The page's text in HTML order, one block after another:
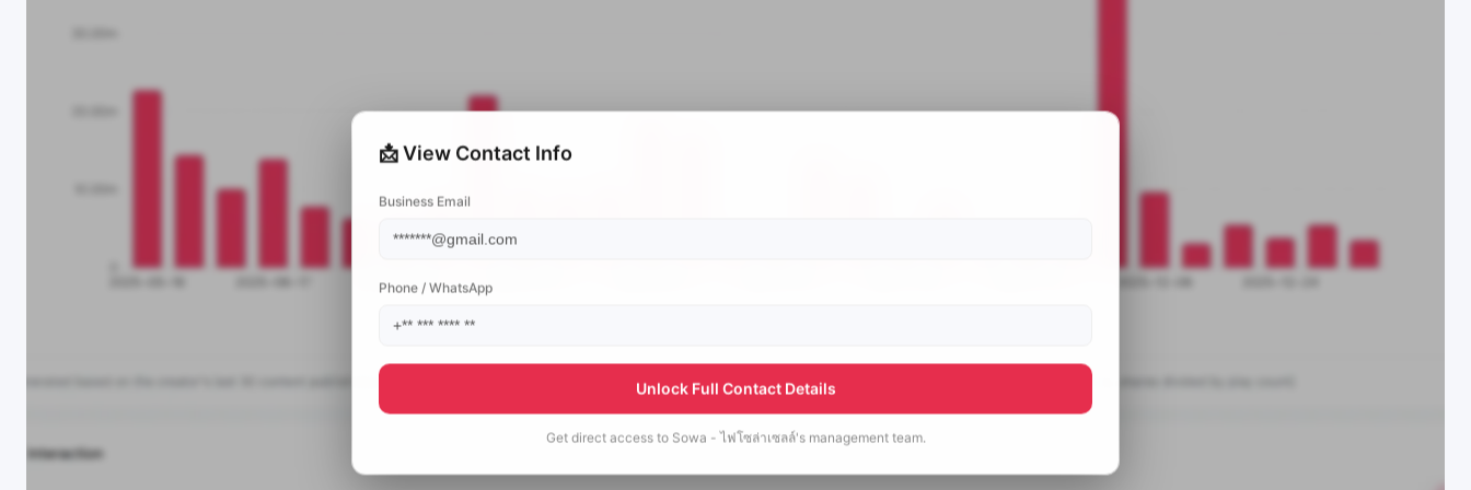
📩 View Contact Info
Business Email
Phone / WhatsApp
Unlock Full Contact Details
Get direct access to Sowa - ไฟโซล่าเซลล์'s management team.